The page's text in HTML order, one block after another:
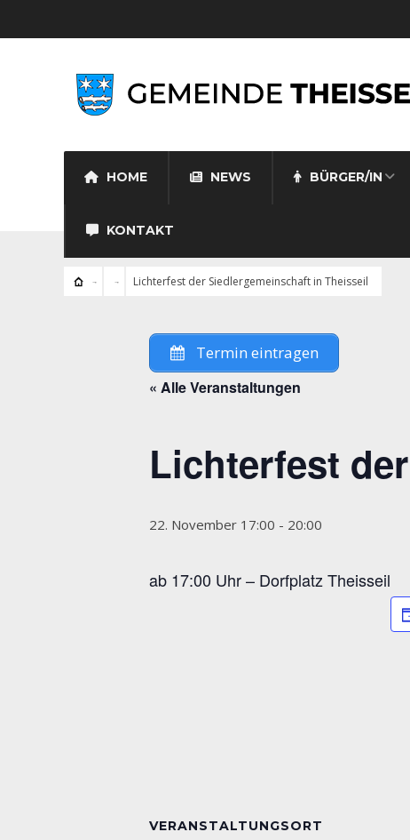
HOME NEWS BÜRGER/IN
KONTAKT
Lichterfest der Siedlergemeinschaft in Theisseil
Termin eintragen
« Alle Veranstaltungen
Lichterfest
22. November 17:00 - 20:00
ab 17:00 Uhr – Dorfplatz Theisseil
VERANSTALTUNGSORT